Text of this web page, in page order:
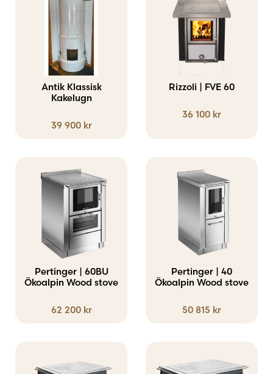
Antik Klassisk
Kakelugn
39 900 kr
Rizzoli | FVE 60
36 100 kr
Pertinger | 60BU
Ökoalpin Wood stove
62 200 kr
Pertinger | 40
Ökoalpin Wood stove
50 815 kr